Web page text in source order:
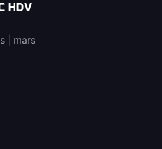
HDV
mars